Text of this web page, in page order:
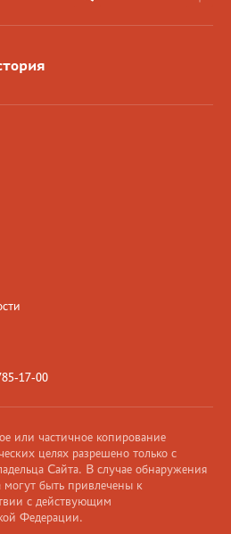
17-00
или частичное копирование
целях разрешено только с
Сайта. В случае обнаружения
быть привлечены к
с действующим
Федерации.